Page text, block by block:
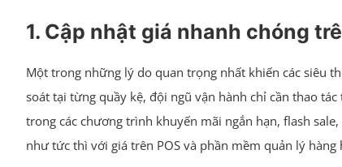
1. Cập nhật giá nhanh chóng
Một trong những lý do quan trọng nhất khiến các siêu
soát tại từng quầy kệ, đội ngũ vận hành chỉ cần thao
trong các chương trình khuyến mãi ngắn hạn, flash
như tức thì với giá trên POS và phần mềm quản lý